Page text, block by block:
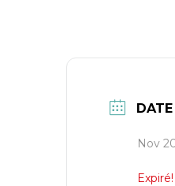
DATE
Nov
Expiré!